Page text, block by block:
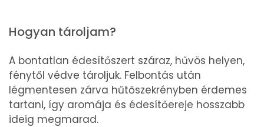
Hogyan tároljam?
A bontatlan édesítőszert száraz, hűvös helyen,
fénytől védve tároljuk. Felbontás után
légmentesen zárva hűtőszekrényben érdemes
tartani, így aromája és édesítőereje hosszabb
ideig megmarad.